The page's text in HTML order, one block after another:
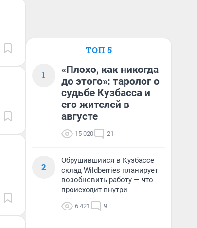
ТОП 5
1
«Плохо, как никогда
до этого»: таролог о
судьбе Кузбасса и
его жителей в
августе
15 020 21
2
Обрушившийся в Кузбассе
склад Wildberries планирует
возобновить работу — что
происходит внутри
6 421 9